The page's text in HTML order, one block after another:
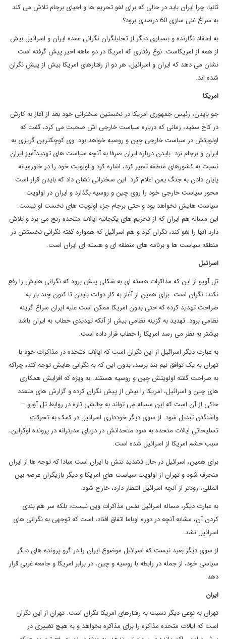
ثانیا، چرا ایران باید در حالی که برای لغو تحریم ها و احیای برجام تلاش می کند
به سراغ غنی سازی 60 درصدی برود؟
به اعتقاد نگارنده و بسیاری دیگر از تحلیلگران نگرانی عمده ایران و اسرائیل بیش
از همه از امریکاست. نوع رفتاری که امریکا در دو ماهه اخیر پیش گرفته است
نشان می دهد که ایران و اسرائیل، هر دو از رفتارهای امریکا بیش از پیش نگران
شده اند.
امریکا
جو بایدن، رئیس جمهوری امریکا در نخستین سخنرانی خود بعد از آغاز به کارش
در کاخ سفید، زمانی که درباره سیاست خارجی اش صحبت می کرد، گفت که
اولویتش در سیاست خارجی چین و روسیه خواهد بود. وی کوچکترین گریزی به
ایران و برجام نزد. بایدن درباره ایران صرفا به آنچه سیاست های تهدیدآمیز ایران
نسبت به کشورهای منطقه تعبیر کرد، اشاره کرد و اولویت خود را در خاورمیانه
پایان دادن به جنگ یمن اعلام کرد. این سخنرانی نشان داد که بایدن قرار است
محور سیاست خارجی خود را روی چین و روسیه بگذارد و ایران در اولویت
سیاست هایش نخواهد بود و حتی برجام جزء اولویت های نخست او نیست.
این مساله هم ایران که از تحریم های یکجانبه ایالات متحده رنج می برد و تلاش
دارد آنها را لغو کند، نگران کرد و هم اسرائیل که همواره گفته نگرانی نخستش در
منطقه سیاست ها و برنامه های منطقه ای و هسته ای ایران است.
اسرائیل
تل آویو از این که مذاکرات هسته ای به شکلی پیش برود که نگرانی هایش را رفع
نکند، نگران است. برای همین از آغاز به کار دولت بایدن تا کنون چند بار به
صراحت تهدید کرده که حتی بدون امریکا ممکن است علیه ایران سراغ گزینه
نظامی برود. تهدید به گزینه نظامی بیش از آنکه تهدیدی خطاب به ایران باشد
بیشتر به نظر می رسد امریکا را خطاب قرار داده است.
به عبارت دیگر اسرائیل از این نگران است که ایالات متحده در مذاکرات خود با
تهران به یک توافق نیم بند برسد، بدون این که به نگرانی هایش توجه کند، چراکه
به صراحت گفته اولویتش چین و روسیه هستند. به ویژه که افزایش همکاری
های چین و اسرائیل، امریکا را بیش از پیش نگران کرده و گزارش های متعدد
حاکی از آن است که این مساله می تواند به چالشی تازه در روابط تل آویو –
واشنگتن تبدیل شود. از سوی دیگر خودداری اسرائیل در کمک به تحرکات
تسلیحاتی ایالات متحده به سود متحدانش در دریای مدیترانه در پرونده اوکراین،
سبب خشم امریکا از اسرائیل شده است.
برای همین، اسرائیل در حال تشدید تنش با ایران است مبادا که توجه ها از ایران
منحرف شود و تهران از اولویت سیاست های امریکا و دیگر بازیگران عرصه بین
المللی، زودتر از آنچه اسرائیل انتظار دارد، خارج شود.
به عبارت دیگر، مساله اسرائیل نفس مذاکرات وین نیست، بلکه سر هم بندی
کردن آن، مشابه آنچه در دوره اوباما اتفاق افتاد، است که توجهی به نگرانی های
اسرائیل نشد.
از سوی دیگر بعید نیست که اسرائیل موضوع ایران را در گرو پرونده های دیگر
سیاسی خود، از جمله در رابطه با روسیه و چین، در برابر امریکا و جامعه غربی قرار
دهد.
ایران
تهران به نوعی دیگر نسبت به رفتارهای امریکا نگران است. تهران از این نگران
است که ایالات متحده مذاکره را برای مذاکره بخواهد و به هیچ تغییری در